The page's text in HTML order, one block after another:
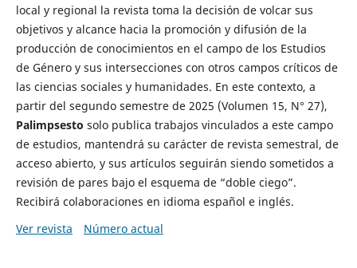
local y regional la revista toma la decisión de volcar sus
objetivos y alcance hacia la promoción y difusión de la
producción de conocimientos en el campo de los Estudios
de Género y sus intersecciones con otros campos críticos de
las ciencias sociales y humanidades. En este contexto, a
partir del segundo semestre de 2025 (Volumen 15, N° 27),
Palimpsesto solo publica trabajos vinculados a este campo
de estudios, mantendrá su carácter de revista semestral, de
acceso abierto, y sus artículos seguirán siendo sometidos a
revisión de pares bajo el esquema de “doble ciego”.
Recibirá colaboraciones en idioma español e inglés.
Ver revista
Número actual